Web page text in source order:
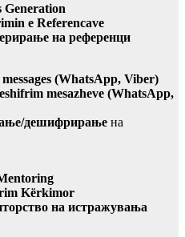
Generation
e Referencave
на референци
(WhatsApp, Viber)
mesazheve (WhatsApp,
дешифрирање на
Kërkimor
на истражувања